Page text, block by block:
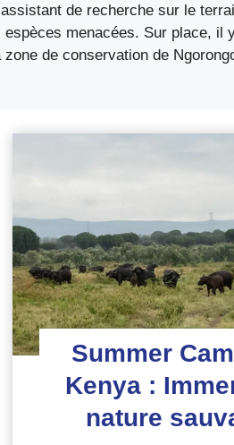
de recherche sur le
menacées. Sur place, il
de conservation de
Summer
Kenya :
nature